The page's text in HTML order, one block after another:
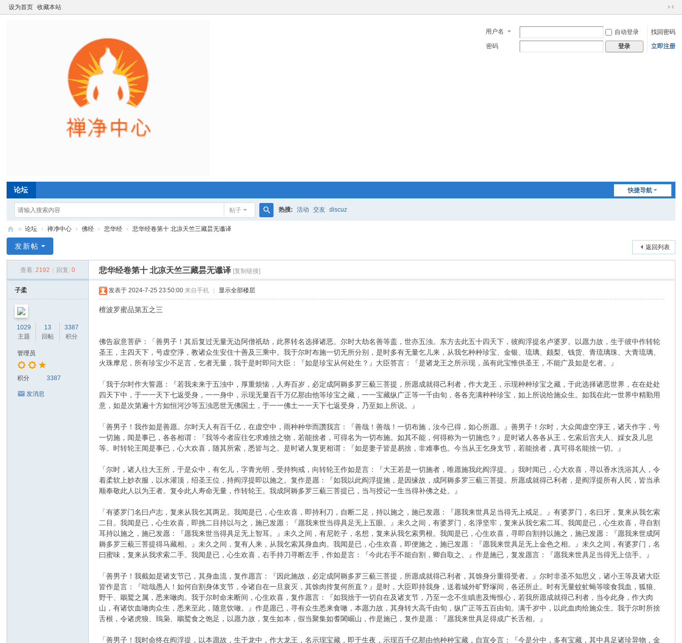
设为首页 收藏本站
切
到
窄
用户名 自动登录
找回密码
密码
登录 立即注册
快捷导航
论坛
帖子 热搜: 活动 交友 discuz
净
心
» 论坛 › 禅净中心 › 佛经 › 悲华经 › 悲华经卷第十 北凉天竺三藏昙无谶译
返回列表
发新帖
查看: 2192 回复: 0 悲华经卷第十 北凉天竺三藏昙无谶译 [复制链接]
子柔
1029
主题
13
回帖
3387
积分
管理员
积分 3387
发消息
发表于 2024-7-25 23:50:00 来自手机 显示全部楼层
檀波罗蜜品第五之三
佛告寂意菩萨：「善男子！其后复过无量无边阿僧祇劫，此界转名选择诸恶。尔时大劫名善等盖，世亦五浊。东方去此五十四天下，彼阎浮提名卢婆罗。以愿力故，生于彼中作转轮
圣王，主四天下，号虚空淨，教诸众生安住十善及三乘中。我于尔时布施一切无所分别，是时多有无量乞儿来，从我乞种种珍宝、金银、琉璃、颇梨、钱货、青琉璃珠、大青琉璃、
火珠摩尼，所有珍宝少不足言，乞者无量，我于是时即问大臣：『如是珍宝从何处生？』大臣答言：『是诸龙王之所示现，虽有此宝惟供圣王，不能广及如是乞者。』
「我于尔时作大誓愿：『若我未来于五浊中，厚重烦恼，人寿百岁，必定成阿耨多罗三藐三菩提，所愿成就得己利者，作大龙王，示现种种珍宝之藏，于此选择诸恶世界，在在处处
四天下中，于一一天下七返受身，一一身中，示现无量百千万亿那由他等珍宝之藏，一一宝藏纵广正等一千由旬，各各充满种种珍宝，如上所说给施众生。如我在此一世界中精勤用
意，如是次第遍十方如恒河沙等五浊恶世无佛国土，于一一佛土一一天下七返受身，乃至如上所说。』
「善男子！我作如是善愿。尔时天人有百千亿，在虚空中，雨种种华而讚我言：『善哉！善哉！一切布施，汝今已得，如心所愿。』善男子！尔时，大众闻虚空淨王，诸天作字，号
一切施，闻是事已，各各相谓：『我等今者应往乞求难捨之物，若能捨者，可得名为一切布施。如其不能，何得称为一切施也？』是时诸人各各从王，乞索后宫夫人、婇女及儿息
等。时转轮王闻是事已，心大欢喜，随其所索，悉皆与之。是时诸人复更相谓：『如是妻子皆是易捨，非难事也。今当从王乞身支节，若能捨者，真可得名能捨一切。』
「尔时，诸人往大王所，于是众中，有乞儿，字青光明，受持狗戒，向转轮王作如是言：『大王若是一切施者，唯愿施我此阎浮提。』我时闻已，心大欢喜，寻以香水洗浴其人，令
着柔软上妙衣服，以水灌顶，绍圣王位，持阎浮提即以施之。复作是愿：『如我以此阎浮提施，是因缘故，成阿耨多罗三藐三菩提。所愿成就得己利者，是阎浮提所有人民，皆当承
顺奉敬此人以为王者。复令此人寿命无量，作转轮王。我成阿耨多罗三藐三菩提已，当与授记一生当得补佛之处。』
「有婆罗门名曰卢志，复来从我乞其两足。我闻是已，心生欢喜，即持利刀，自断二足，持以施之，施已发愿：『愿我来世具足当得无上戒足。』有婆罗门，名曰牙，复来从我乞索
二目。我闻是已，心生欢喜，即挑二目持以与之，施已发愿：『愿我来世当得具足无上五眼。』未久之间，有婆罗门，名淨坚牢，复来从我乞索二耳。我闻是已，心生欢喜，寻自割
耳持以施之，施已发愿：『愿我来世当得具足无上智耳。』未久之间，有尼乾子，名想，复来从我乞索男根。我闻是已，心生欢喜，寻即自割持以施之，施已发愿：『愿我来世成阿
耨多罗三藐三菩提得马藏相。』未久之间，复有人来，从我乞索其身血肉。我闻是已，心生欢喜，即便施之，施已发愿：『愿我来世具足无上金色之相。』未久之间，有婆罗门，名
曰蜜味，复来从我求索二手。我闻是已，心生欢喜，右手持刀寻断左手，作如是言：『今此右手不能自割，卿自取之。』作是施已，复发愿言：『愿我来世具足当得无上信手。』
「善男子！我截如是诸支节已，其身血流，复作愿言：『因此施故，必定成阿耨多罗三藐三菩提，所愿成就得己利者，其馀身分重得受者。』尔时非圣不知思义，诸小王等及诸大臣
皆作是言：『咄哉愚人！如何自割身体支节，令诸自在一旦衰灭，其馀肉抟复何所直？』是时，大臣即持我身，送着城外旷野塚间，各还所止。时有无量蚊虻蝇等唼食我血，狐狼、
野干、鵰鹫之属，悉来噉肉。我于尔时命未断间，心生欢喜，复作愿言：『如我捨于一切自在及诸支节，乃至一念不生瞋恚及悔恨心，若我所愿成就得己利者，当令此身，作大肉
山，有诸饮血噉肉众生，悉来至此，随意饮噉。』作是愿已，寻有众生悉来食噉，本愿力故，其身转大高千由旬，纵广正等五百由旬。满千岁中，以此血肉给施众生。我于尔时所捨
舌根，令诸虎狼、鵄枭、鵰鹫食之饱足，以愿力故，复生如本，假当聚集如耆闍崛山，作是施已，复作是愿：『愿我来世具足得成广长舌相。』
「善男子！我时命终在阎浮提，以本愿故，生于龙中，作大龙王，名示现宝藏，即于生夜，示现百千亿那由他种种宝藏，自宣令言：『今是分中，多有宝藏，其中具足诸珍异物，金